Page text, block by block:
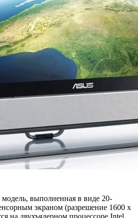
выполненная в виде 20-
экраном (разрешение 1600 x
на двухъядерном процессоре Intel